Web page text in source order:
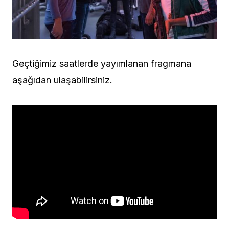
Geçtiğimiz saatlerde yayımlanan fragmana
aşağıdan ulaşabilirsiniz.